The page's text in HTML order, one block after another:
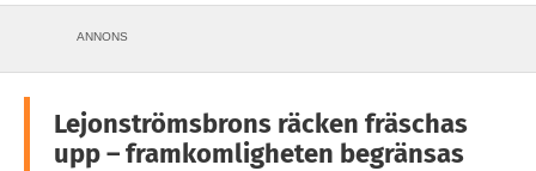
ANNONS
Lejonströmsbrons räcken fräschas
upp – framkomligheten begränsas